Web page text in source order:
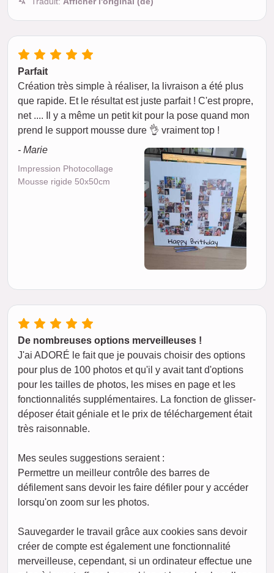
Parfait
Création très simple à réaliser, la livraison a été plus
que rapide. Et le résultat est juste parfait ! C'est propre,
net .... Il y a même un petit kit pour la pose quand mon
prend le support mousse dure 👌 vraiment top !
- Marie
Impression Photocollage
Mousse rigide 50x50cm
De nombreuses options merveilleuses !
J'ai ADORÉ le fait que je pouvais choisir des options
pour plus de 100 photos et qu'il y avait tant d'options
pour les tailles de photos, les mises en page et les
fonctionnalités supplémentaires. La fonction de glisser-
déposer était géniale et le prix de téléchargement était
très raisonnable.
Mes seules suggestions seraient :
Permettre un meilleur contrôle des barres de
défilement sans devoir les faire défiler pour y accéder
lorsqu'on zoom sur les photos.
Sauvegarder le travail grâce aux cookies sans devoir
créer de compte est également une fonctionnalité
merveilleuse, cependant, si un ordinateur effectue une